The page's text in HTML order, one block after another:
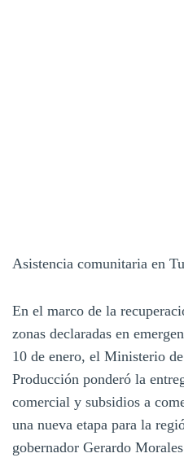
Asistencia comunitaria en
En el marco de la
zonas declaradas en
10 de enero, el Ministerio
Producción ponderó la
comercial y subsidios a
una nueva etapa para la
gobernador Gerardo